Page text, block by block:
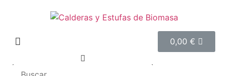
0,00 €